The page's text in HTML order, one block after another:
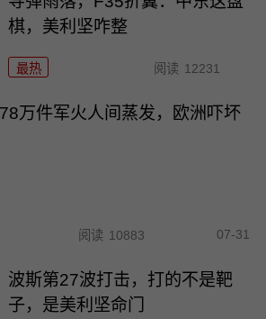
棋，美利坚咋整
最热 阅读 12231
万件军火人间蒸发，欧洲吓坏
阅读 10883 07-31
波斯第27波打击，打的不是靶
子，是美利坚命门